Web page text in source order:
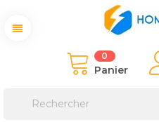
0
Panier